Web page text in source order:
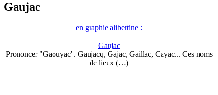
Gaujac
en graphie alibertine :
Gaujac
Prononcer "Gaouyac". Gaujacq, Gajac, Gaillac, Cayac... Ces noms
de lieux (…)